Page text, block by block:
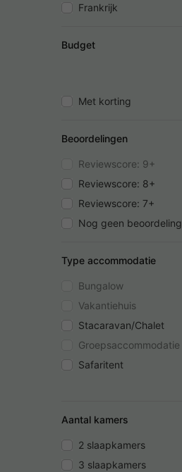
Frankrijk
Budget
Met korting
Beoordelingen
Reviewscore: 9+
Reviewscore: 8+
Reviewscore: 7+
Nog geen beoordeling
Type accommodatie
Bungalow
Vakantiehuis
Stacaravan/Chalet
Groepsaccommodatie
Safaritent
Aantal kamers
2 slaapkamers
3 slaapkamers